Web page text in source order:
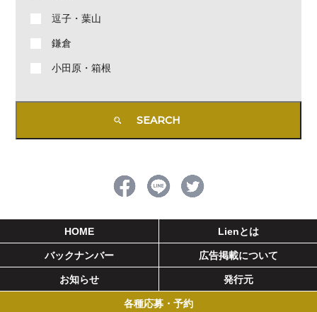
逗子・葉山
鎌倉
小田原・箱根
HOME Lienとは
バックナンバー 広告掲載について
お知らせ 発行元
各種応募・予約